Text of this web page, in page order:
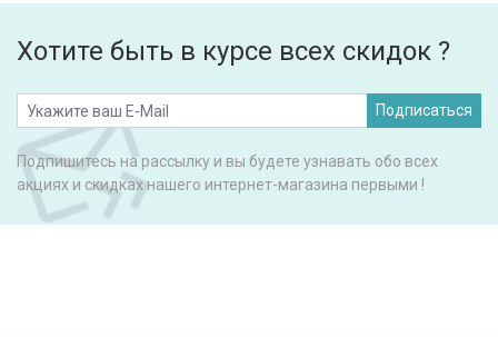
Хотите быть в курсе всех скидок ?
Подписаться
Подпишитесь на рассылку и вы будете узнавать обо всех
акциях и скидках нашего интернет-магазина первыми !